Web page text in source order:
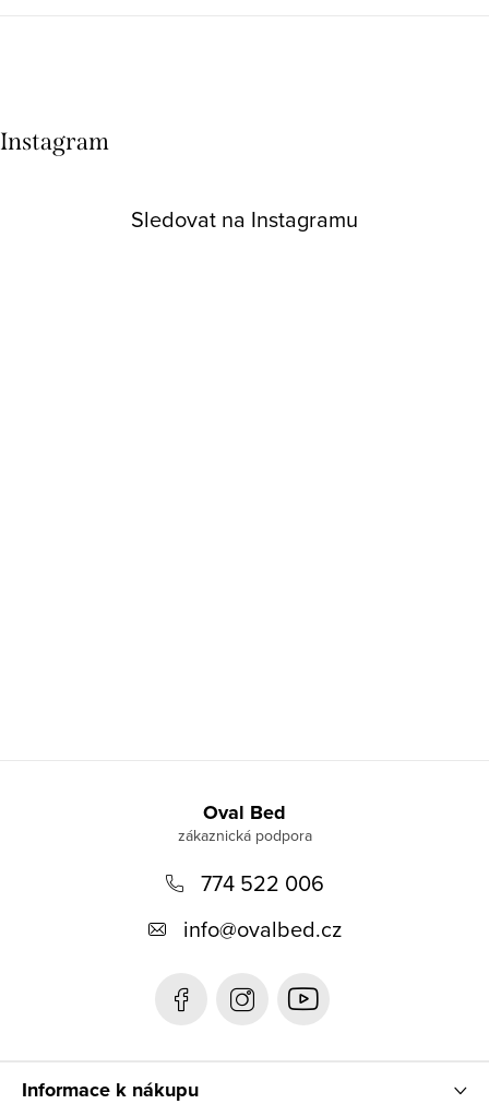
Instagram
Sledovat na Instagramu
Oval Bed
774 522 006
info@ovalbed.cz
Informace k nákupu